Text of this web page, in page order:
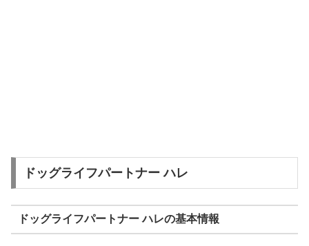
ドッグライフパートナー ハレ
ドッグライフパートナー ハレの基本情報